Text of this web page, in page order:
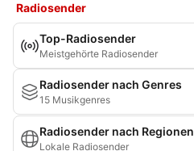
Radiosender
Top-Radiosender
Meistgehörte Radiosender
Radiosender nach Genres
15 Musikgenres
Radiosender nach Regionen
Lokale Radiosender